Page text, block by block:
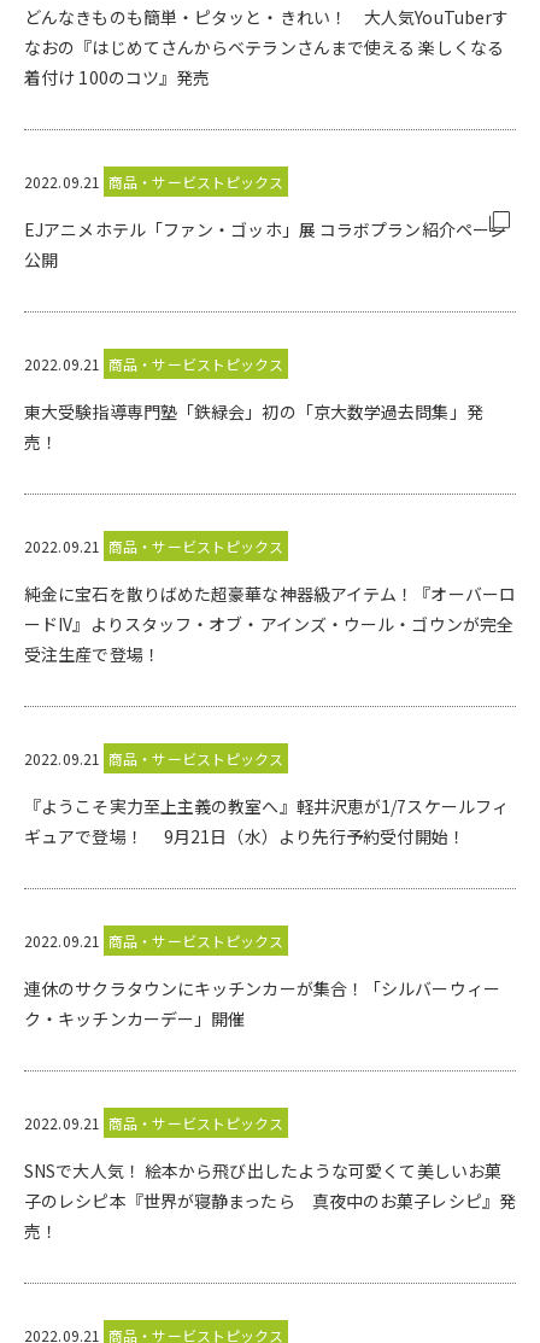
どんなきものも簡単・ピタッと・きれい！ 大人気YouTuberす
なおの『はじめてさんからベテランさんまで使える 楽しくなる
着付け 100のコツ』発売
2022.09.21 商品・サービストピックス
EJアニメホテル「ファン・ゴッホ」展 コラボプラン紹介ページ
公開
2022.09.21 商品・サービストピックス
東大受験指導専門塾「鉄緑会」初の「京大数学過去問集」発
売！
2022.09.21 商品・サービストピックス
純金に宝石を散りばめた超豪華な神器級アイテム！『オーバーロ
ードIV』よりスタッフ・オブ・アインズ・ウール・ゴウンが完全
受注生産で登場！
2022.09.21 商品・サービストピックス
『ようこそ実力至上主義の教室へ』軽井沢恵が1/7スケールフィ
ギュアで登場！ 9月21日（水）より先行予約受付開始！
2022.09.21 商品・サービストピックス
連休のサクラタウンにキッチンカーが集合！「シルバーウィー
ク・キッチンカーデー」開催
2022.09.21 商品・サービストピックス
SNSで大人気！ 絵本から飛び出したような可愛くて美しいお菓
子のレシピ本『世界が寝静まったら 真夜中のお菓子レシピ』発
売！
2022.09.21 商品・サービストピックス